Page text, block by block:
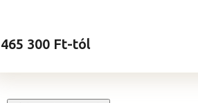
465 300 Ft-tól